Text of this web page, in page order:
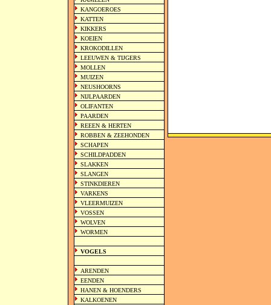
KANGOEROES
KATTEN
KIKKERS
KOEIEN
KROKODILLEN
LEEUWEN & TIJGERS
MOLLEN
MUIZEN
NEUSHOORNS
NIJLPAARDEN
OLIFANTEN
PAARDEN
REEEN & HERTEN
ROBBEN & ZEEHONDEN
SCHAPEN
SCHILDPADDEN
SLAKKEN
SLANGEN
STINKDIEREN
VARKENS
VLEERMUIZEN
VOSSEN
WOLVEN
WORMEN
VOGELS
ARENDEN
EENDEN
HANEN & HOENDERS
KALKOENEN